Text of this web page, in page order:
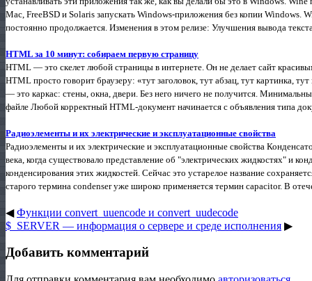
Mac, FreeBSD и Solaris запускать Windows-приложения без копии Windows.
постоянно продолжается. Изменения в этом релизе: Улучшения вывода
HTML за 10 минут: собираем первую страницу
HTML — это скелет любой страницы в интернете. Он не делает сайт
HTML просто говорит браузеру: «тут заголовок, тут абзац, тут картинка,
— это каркас: стены, окна, двери. Без него ничего не получится.
файле Любой корректный HTML-документ начинается с объявления типа
Радиоэлементы и их электрические и эксплуатационные свойства
Радиоэлементы и их электрические и эксплуатационные свойства
века, когда существовало представление об "электрических жидкостях" и
конденсирования этих жидкостей. Сейчас это устарелое название
старого термина condenser уже широко применяется термин capacitor. В
◀Функции convert_uuencode и convert_uudecode
$_SERVER — информация о сервере и среде исполнения ▶
Добавить комментарий